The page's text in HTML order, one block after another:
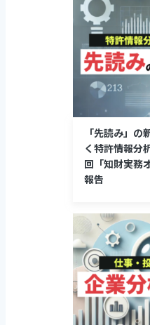
「先読み」
く特許情報
回「知財実務
報告